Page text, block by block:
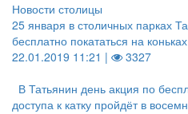
Новости столицы
25 января в столичных парках
бесплатно покататься на коньках
22.01.2019 11:21 |
3327
В Татьянин день акция по
доступа к катку пройдёт в